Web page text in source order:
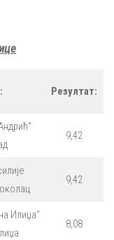
Резултат:
9,42
9,42
Илиџа“
8,08